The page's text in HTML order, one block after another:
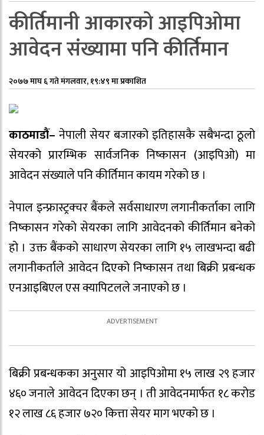
कीर्तिमानी आकारको आइपिओमा
आवेदन संख्यामा पनि कीर्तिमान
२०७७ माघ ६ गते मंगलवार, १९:४९ मा प्रकाशित
काठमाडौं– नेपाली सेयर बजारको इतिहासकै सबैभन्दा ठूलो
सेयरको प्रारम्भिक सार्वजनिक निष्कासन (आइपिओ) मा
आवेदन संख्याले पनि कीर्तिमान कायम गरेको छ ।
नेपाल इन्फ्रास्ट्रक्चर बैंकले सर्वसाधारण लगानीकर्ताका लागि
निष्कासन गरेको सेयरका लागि आवेदनको कीर्तिमान बनेको
हो । उक्त बैंकको साधारण सेयरका लागि १५ लाखभन्दा बढी
लगानीकर्ताले आवेदन दिएको निष्कासन तथा बिक्री प्रबन्धक
एनआइबिएल एस क्यापिटलले जनाएको छ ।
बिक्री प्रबन्धकका अनुसार यो आइपिओमा १५ लाख २९ हजार
४६० जनाले आवेदन दिएका छन् । ती आवेदनमार्फत १८ करोड
१२ लाख ८६ हजार ७२० कित्ता सेयर माग भएको छ ।